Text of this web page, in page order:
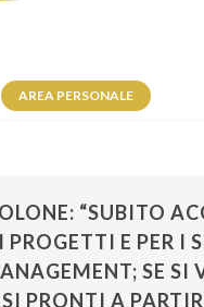
AREA PERSONALE
“SUBITO
PROGETTI E PER I
SE SI
PRONTI A